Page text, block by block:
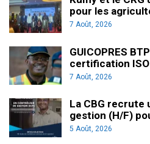
pour les
7 Août, 2026
GUICOPRES
certification
7 Août, 2026
La CBG recrute
gestion (H/F)
5 Août, 2026